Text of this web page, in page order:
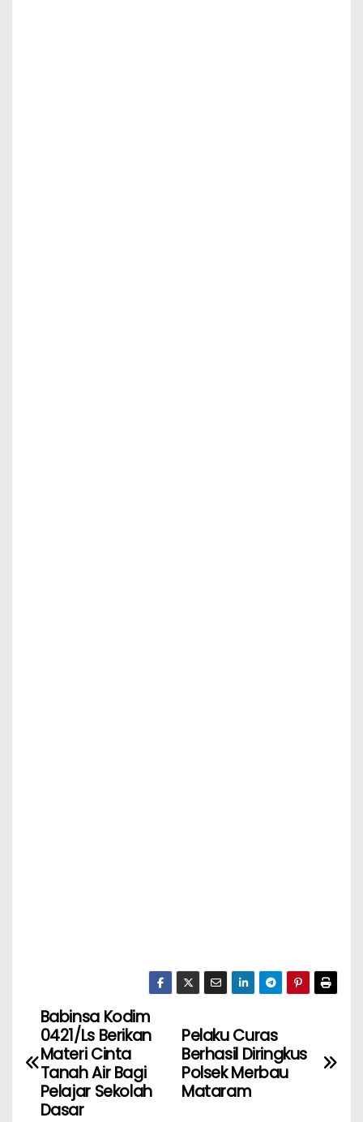
Pelaku Curas
Berhasil Diringkus
Polsek Merbau
Mataram
Babinsa Kodim
0421/Ls Berikan
Materi Cinta
Tanah Air Bagi
Pelajar Sekolah
Dasar